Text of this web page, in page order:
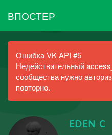
ВПОСТЕР
Ошибка VK API #5
Недействительный
сообщества нужно
повторно.
ᴇᴅᴇɴ c